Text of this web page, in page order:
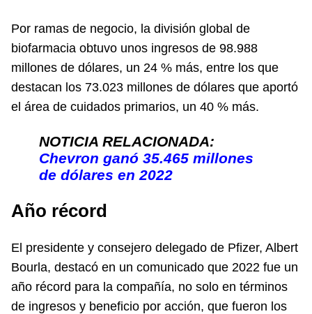
Por ramas de negocio, la división global de
biofarmacia obtuvo unos ingresos de 98.988
millones de dólares, un 24 % más, entre los que
destacan los 73.023 millones de dólares que aportó
el área de cuidados primarios, un 40 % más.
NOTICIA RELACIONADA:
Chevron ganó 35.465 millones
de dólares en 2022
Año récord
El presidente y consejero delegado de Pfizer, Albert
Bourla, destacó en un comunicado que 2022 fue un
año récord para la compañía, no solo en términos
de ingresos y beneficio por acción, que fueron los